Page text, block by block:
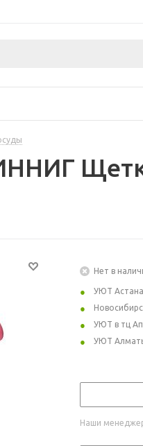
Нет в
УЮТ Астана
УЮТ в тц
УЮТ
Наши